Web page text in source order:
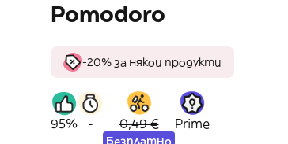
Pomodoro
-20% за някои продукти
95% - 0,49 €
Безплатно
Prime